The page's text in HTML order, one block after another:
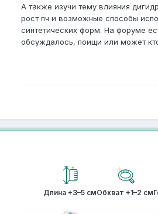
А также изучи тему влияния
рост пч и возможные способы
синтетических форм. На форуме
обсуждалось, поищи или может
Длина +3–5 смОбхват +1–2 см